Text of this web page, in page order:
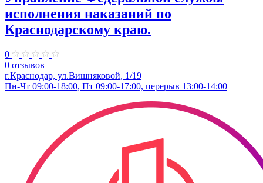
исполнения наказаний по
Краснодарскому краю.
0
0 отзывов
г.Краснодар, ул.​Вишняковой, 1/19
Пн-Чт 09:00-18:00, Пт 09:00-17:00, перерыв 13:00-14:00